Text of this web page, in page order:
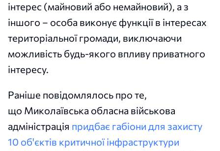
інтерес (майновий або немайновий), а з
іншого – особа виконує функції в інтересах
територіальної громади, виключаючи
можливість будь-якого впливу приватного
інтересу.
Раніше повідомлялось про те,
що Миколаївська обласна військова
адміністрація придбає габіони для захисту
10 об'єктів критичної інфраструктури